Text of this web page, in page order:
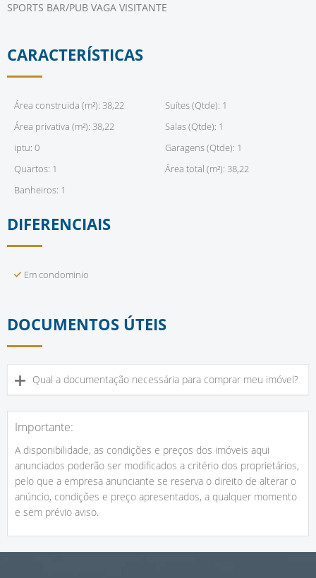
SPORTS BAR/PUB VAGA VISITANTE
CARACTERÍSTICAS
Área construida (m²): 38,22
Área privativa (m²): 38,22
iptu: 0
Quartos: 1
Banheiros: 1
Suítes (Qtde): 1
Salas (Qtde): 1
Garagens (Qtde): 1
Área total (m²): 38,22
DIFERENCIAIS
Em condominio
DOCUMENTOS ÚTEIS
Qual a documentação necessária para comprar meu imóvel?
Importante:
A disponibilidade, as condições e preços dos imóveis aqui
anunciados poderão ser modificados a critério dos proprietários,
pelo que a empresa anunciante se reserva o direito de alterar o
anúncio, condições e preço apresentados, a qualquer momento
e sem prévio aviso.